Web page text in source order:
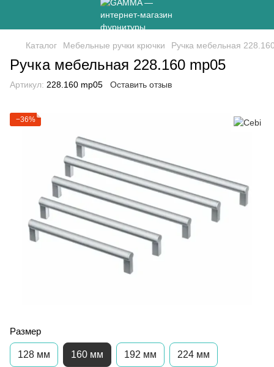
Каталог Мебельные ручки крючки Ручка мебельная
Ручка мебельная 228.160 mp05
Артикул: 228.160 mp05 Оставить отзыв
−36%
Размер
128 мм 160 мм 192 мм 224 мм